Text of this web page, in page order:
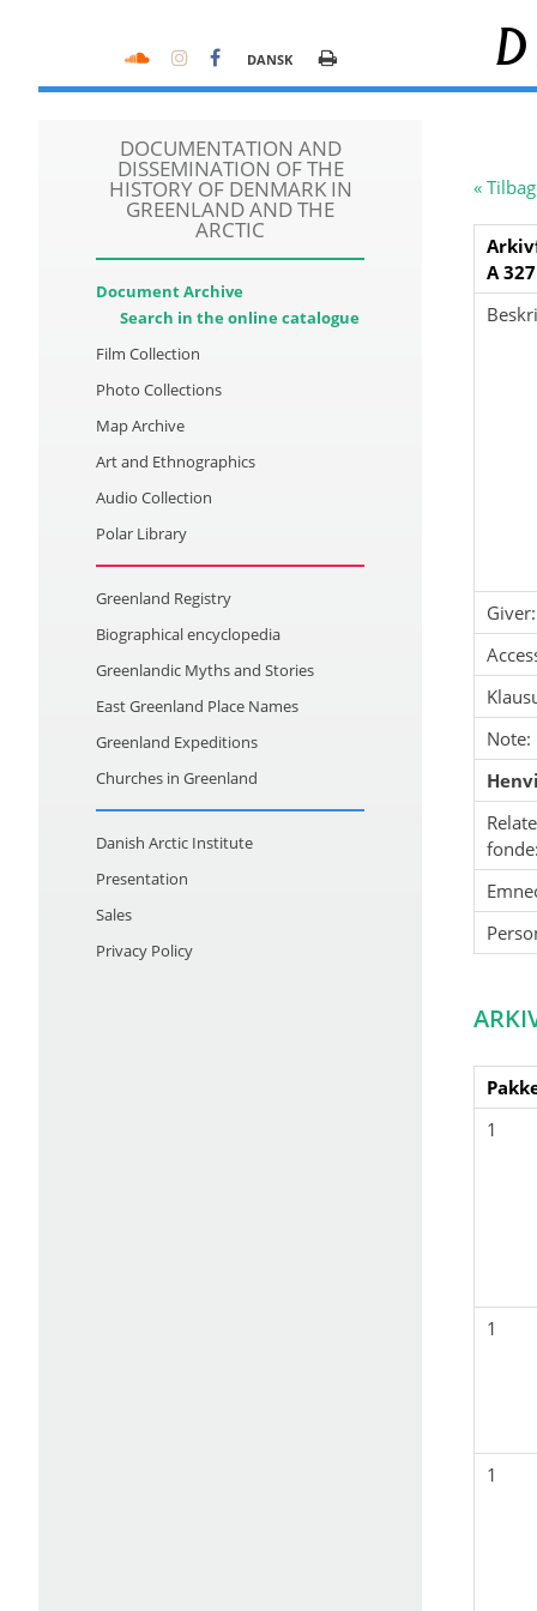
DANSK
DOCUMENTATION AND
DISSEMINATION OF THE
HISTORY OF DENMARK IN
GREENLAND AND THE
ARCTIC
Document Archive
Search in the online catalogue
Film Collection
Photo Collections
Map Archive
Art and Ethnographics
Audio Collection
Polar Library
Greenland Registry
Biographical encyclopedia
Greenlandic Myths and Stories
East Greenland Place Names
Greenland Expeditions
Churches in Greenland
Danish Arctic Institute
Presentation
Sales
Privacy Policy
«
A 327
Giver:
Note:
1
1
1